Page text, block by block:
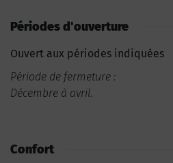
Périodes d'ouverture
Ouvert aux périodes indiquées
Période de fermeture :
Décembre à avril.
Confort